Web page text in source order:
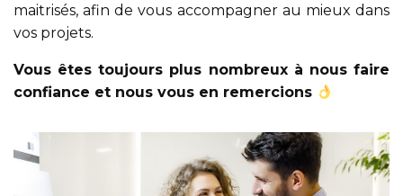
maitrisés, afin de vous accompagner au mieux dans
vos projets.
Vous êtes toujours plus nombreux à nous faire
confiance et nous vous en remercions